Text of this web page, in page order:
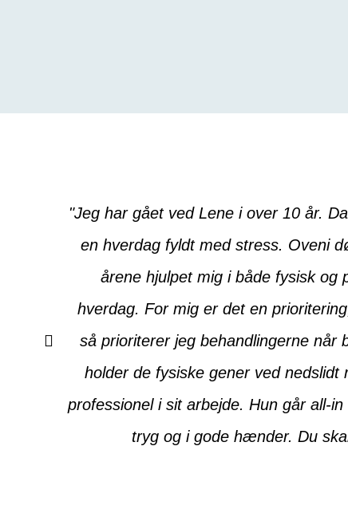
"Jeg har gået ved Lene i over 10 år.
en hverdag fyldt med stress. Oveni
årene hjulpet mig i både fysisk og
hverdag. For mig er det en
så prioriterer jeg behandlingerne når
holder de fysiske gener ved
professionel i sit arbejde. Hun går all-
tryg og i gode hænder. Du